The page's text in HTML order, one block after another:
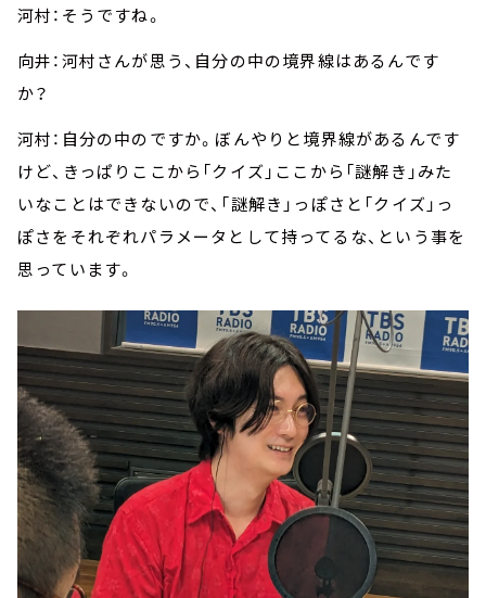
河村：そうですね。
向井：河村さんが思う、自分の中の境界線はあるんです
か？
河村：自分の中のですか。ぼんやりと境界線があるんです
けど、きっぱりここから「クイズ」ここから「謎解き」みた
いなことはできないので、「謎解き」っぽさと「クイズ」っ
ぽさをそれぞれパラメータとして持ってるな、という事を
思っています。